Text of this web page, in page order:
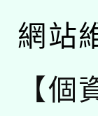
網站
【個